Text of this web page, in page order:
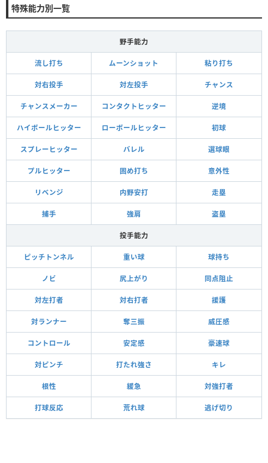
特殊能力別一覧
野手能力
流し打ち ムーンショット 粘り打ち
対右投手 対左投手 チャンス
チャンスメーカー コンタクトヒッター 逆境
ハイボールヒッター ローボールヒッター 初球
スプレーヒッター バレル 選球眼
プルヒッター 固め打ち 意外性
リベンジ 内野安打 走塁
捕手 強肩 盗塁
投手能力
ピッチトンネル 重い球 球持ち
ノビ 尻上がり 同点阻止
対左打者 対右打者 援護
対ランナー 奪三振 威圧感
コントロール 安定感 豪速球
対ピンチ 打たれ強さ キレ
根性 緩急 対強打者
打球反応 荒れ球 逃げ切り